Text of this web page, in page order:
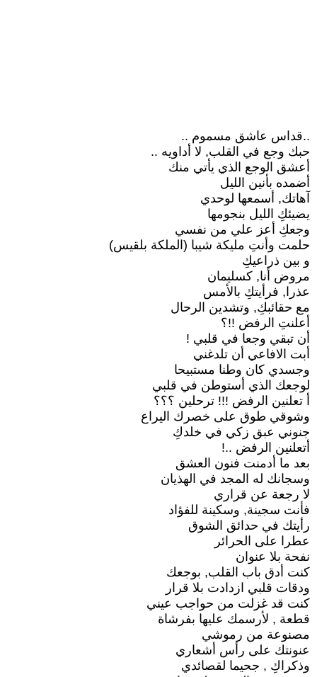
..قداس عاشق مسموم ..
حبك وجع في القلب, لا أداويه ..
أعشق الوجع الذي يأتي منك
أضمده بأنين الليل
آهاتك, أسمعها لوحدي
يضيئكِ الليل بنجومها
وجعكِ أعز علي من نفسي
حلمت وأنتِ مليكة شيبا (الملكة بلقيس)
و بين ذراعيكِ
مروض أنا, كسليمان
عذرا, فرأيتكِ بالأمس
مع حقائبكِ, وتشدين الرحال
أعلنتِ الرفض !!؟
أن تبقي وجعا في قلبي !
أبت الافاعي أن تلدغني
وجسدي كان وطنا مستبيحا
لوجعك الذي أستوطن في قلبي
أ تعلنين الرفض !!! ترحلين ؟؟؟
وشوقي طوق على خصرك اليراع
جنوني عبق زكي في خلدكِ
أتعلنين الرفض ..!
بعد ما أدمنت فنون العشق
وسجانك له المجد في الهذيان
لا رجعة عن قراري
فأنت سجينة, وسكينة للفؤاد
رأيتك في حدائق الشوق
عطرا على الحرائر
نفحة بلا عنوان
كنت أدق باب القلب, بوجعك
ودقات قلبي ازدادت بلا قرار
كنت قد غزلت من حواجب عيني
قطعة , لأرسمك عليها بفرشاة
مصنوعة من رموشي
عنونتك على رأس أشعاري
وذكراكِ , جحيما لقصائدي